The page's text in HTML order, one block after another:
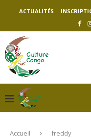
ACTUALITÉS
Accueil freddy